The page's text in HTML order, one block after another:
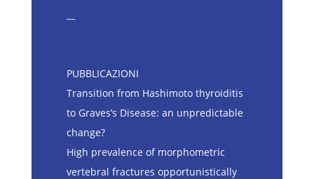
PUBBLICAZIONI
Transition from Hashimoto thyroiditis
to Graves’s Disease: an unpredictable
change?
High prevalence of morphometric
vertebral fractures opportunistically